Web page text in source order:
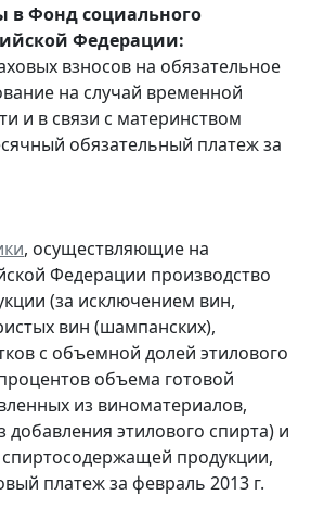
в Фонд социального
Федерации:
взносов на обязательное
на случай временной
и в связи с материнством
обязательный платеж за
, осуществляющие на
Федерации производство
(за исключением вин,
вин (шампанских),
с объемной долей этилового
объема готовой
из виноматериалов,
добавления этилового спирта) и
продукции,
платеж за февраль 2013 г.